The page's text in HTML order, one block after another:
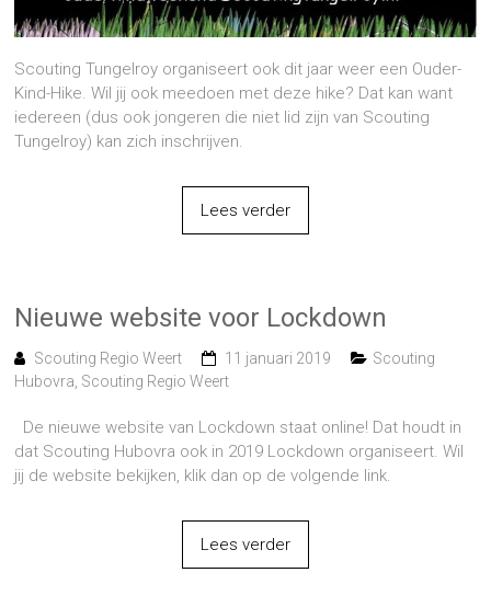
Scouting Tungelroy organiseert ook dit jaar weer een Ouder-
Kind-Hike. Wil jij ook meedoen met deze hike? Dat kan want
iedereen (dus ook jongeren die niet lid zijn van Scouting
Tungelroy) kan zich inschrijven.
Lees verder
Nieuwe website voor Lockdown
Scouting Regio Weert 11 januari 2019
Scouting
Hubovra Scouting Regio Weert
De nieuwe website van Lockdown staat online! Dat houdt in
dat Scouting Hubovra ook in 2019 Lockdown organiseert. Wil
jij de website bekijken, klik dan op de volgende link.
Lees verder